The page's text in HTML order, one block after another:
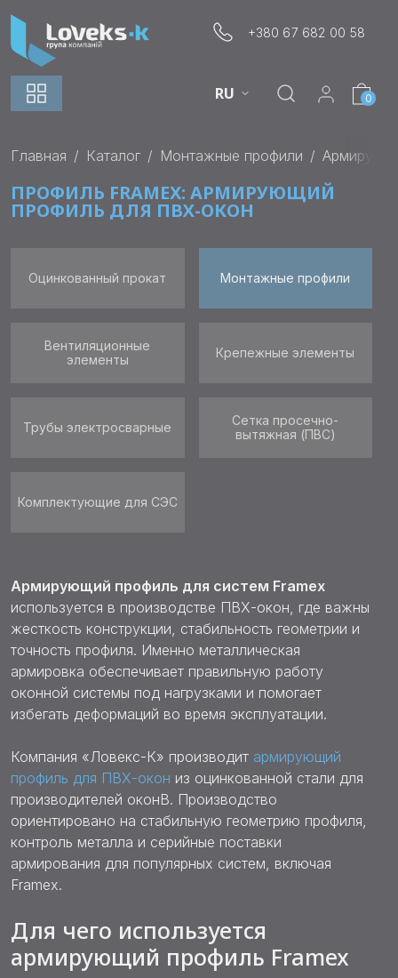
+380 67 682 00 58
RU 0
Главная Каталог Монтажные профили
ПРОФИЛЬ FRAMEX: АРМИРУЮЩИЙ
ПРОФИЛЬ ДЛЯ ПВХ-ОКОН
Оцинкованный прокат Монтажные профили
Вентиляционные
элементы
Крепежные элементы
Трубы электросварные
Сетка просечно-
вытяжная (ПВС)
Комплектующие для СЭС
Армирующий профиль для систем Framex
используется в производстве ПВХ-окон, где важны
жесткость конструкции, стабильность геометрии и
точность профиля. Именно металлическая
армировка обеспечивает правильную работу
оконной системы под нагрузками и помогает
избегать деформаций во время эксплуатации.
Компания «Ловекс-К» производит армирующий
профиль для ПВХ-окон из оцинкованной стали для
производителей оконB. Производство
ориентировано на стабильную геометрию профиля,
контроль металла и серийные поставки
армирования для популярных систем, включая
Framex.
Для чего используется
армирующий профиль Framex